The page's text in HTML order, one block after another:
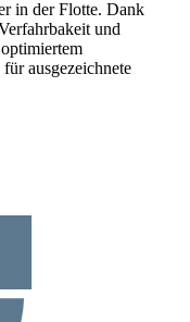
in der Flotte. Dank
und
ausgezeichnete